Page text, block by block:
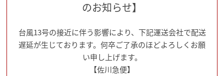
のお知らせ】
台風13号の接近に伴う影響により、下記運送会社で配送
遅延が生じております。何卒ご了承のほどよろしくお願
い申し上げます。
【佐川急便】